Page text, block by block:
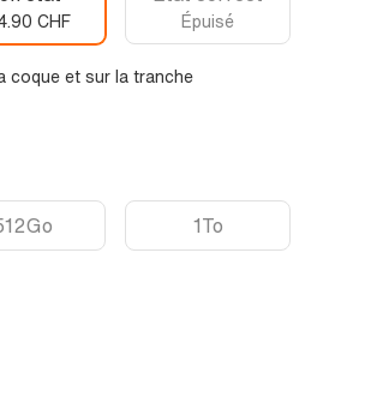
CHF Épuisé
coque et sur la tranche
1To